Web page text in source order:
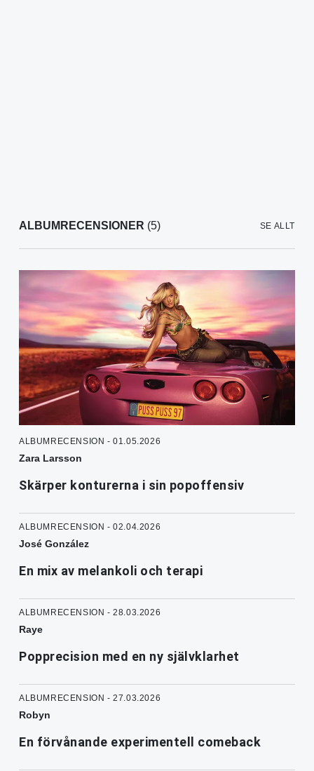
ALBUMRECENSIONER (5) SE ALLT
ALBUMRECENSION - 01.05.2026
Zara Larsson
Skärper konturerna i sin popoffensiv
ALBUMRECENSION - 02.04.2026
José González
En mix av melankoli och terapi
ALBUMRECENSION - 28.03.2026
Raye
Popprecision med en ny självklarhet
ALBUMRECENSION - 27.03.2026
Robyn
En förvånande experimentell comeback